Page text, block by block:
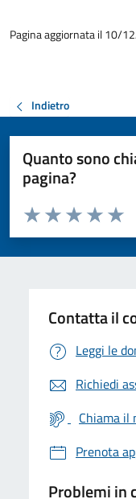
Pagina aggiornata il 10/
Indietro
Quanto sono
pagina?
Valuta da 1 a 5 stelle la
Valuta 4
Valuta 3
Valuta 2 stelle
Valuta 1 stelle su 5
Contatta il
Leggi le
Richiedi
Chiama
Prenota
Problemi in